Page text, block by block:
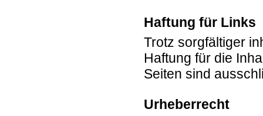
Haftung für Links
Trotz sorgfältiger
Haftung für die
Seiten sind
Urheberrecht